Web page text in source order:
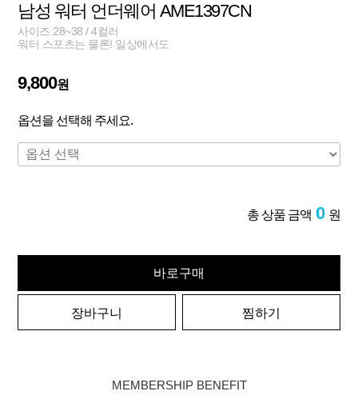
남성 워터 언더웨어 AME1397CN
사이즈 28~38 / 4컬러
워터 스포츠는 물론! 일상에서도
9,800원
옵션을 선택해 주세요.
총 상품 금액 0 원
바로구매
장바구니 찜하기
MEMBERSHIP BENEFIT